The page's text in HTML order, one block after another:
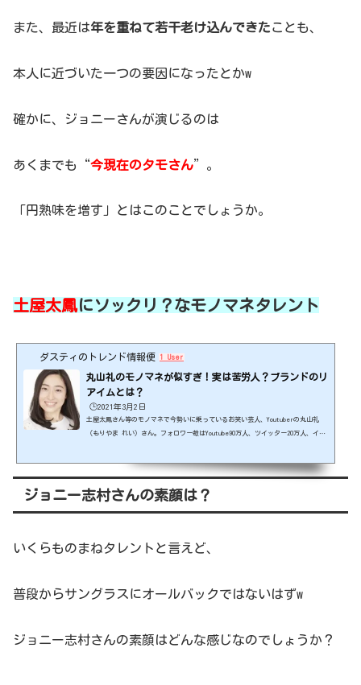
また、最近は年を重ねて若干老け込んできたことも、
本人に近づいた一つの要因になったとかw
確かに、ジョニーさんが演じるのは
あくまでも“今現在のタモさん”。
「円熟味を増す」とはこのことでしょうか。
土屋太鳳にソックリ？なモノマネタレント
ダスティのトレンド情報便 1 User
丸山礼のモノマネが似すぎ！実は苦労人？ブランドのリ
アイムとは？
🕒️2021年3月2日
土屋太鳳さん等のモノマネで今勢いに乗っているお笑い芸人、Youtuberの丸山礼
（もりやま れい）さん。フォロワー数はYoutube90万人、ツイッター20万人、イン
| ).push({});丸山礼さんのモノマネが似すぎ！丸山さんの代名詞といえば、まず
はなんといっても土屋太鳳さんのモノマネですよね...
ジョニー志村さんの素顔は？
いくらものまねタレントと言えど、
普段からサングラスにオールバックではないはずw
ジョニー志村さんの素顔はどんな感じなのでしょうか？